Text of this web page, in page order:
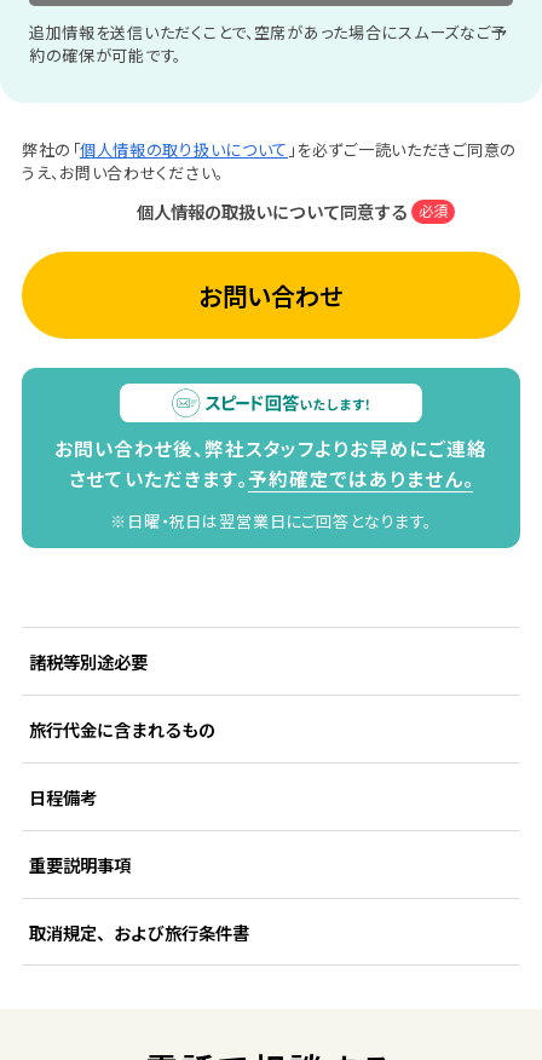
追加情報を送信いただくことで、空席があった場合にスムーズなご予
約の確保が可能です。
弊社の「個人情報の取り扱いについて 」を必ずご一読いただきご同意の
うえ、お問い合わせください。
個人情報の取扱いについて同意する 必須
お問い合わせ
お問い合わせ後、弊社スタッフよりお早めにご連絡
させていただきます。予約確定ではありません。
※日曜・祝日は翌営業日にご回答となります。
諸税等別途必要
旅行代金に含まれるもの
日程備考
重要説明事項
取消規定、および旅行条件書